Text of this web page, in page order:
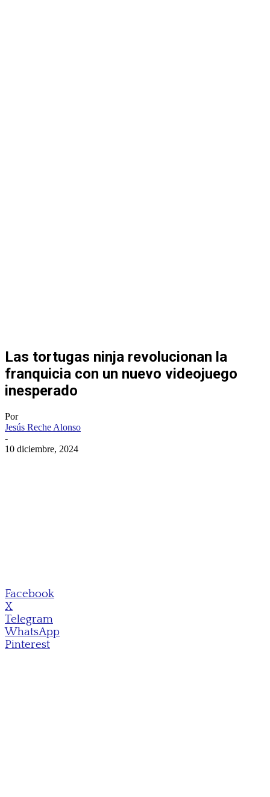
Las tortugas ninja revolucionan la
franquicia con un nuevo videojuego
inesperado
Por
Jesús Reche Alonso
-
10 diciembre, 2024
Facebook
X
Telegram
WhatsApp
Pinterest